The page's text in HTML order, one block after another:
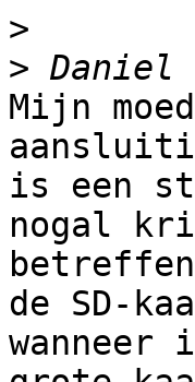
>
>
Mijn
is een
nogal
de SD-
wanneer